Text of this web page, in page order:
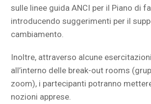
sulle linee guida ANCI per il Piano di
introducendo suggerimenti per il
cambiamento.
Inoltre, attraverso alcune
all’interno delle break-out rooms
zoom), i partecipanti potranno
nozioni apprese.